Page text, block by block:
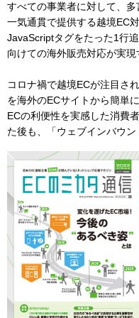
すべての事業者に対して、
一気通貫で提供する越境EC
JavaScriptタグをたった1行
向けての海外販売対応が実現
コロナ禍で越境ECが注目さ
を海外のECサイトから簡単
ECの利便性を実感した消費
た後も、「ウェブインバウ